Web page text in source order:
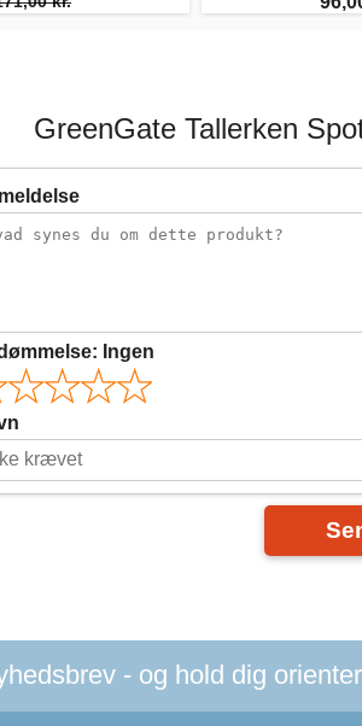
GreenGate Tallerken
Ingen
- og hold dig